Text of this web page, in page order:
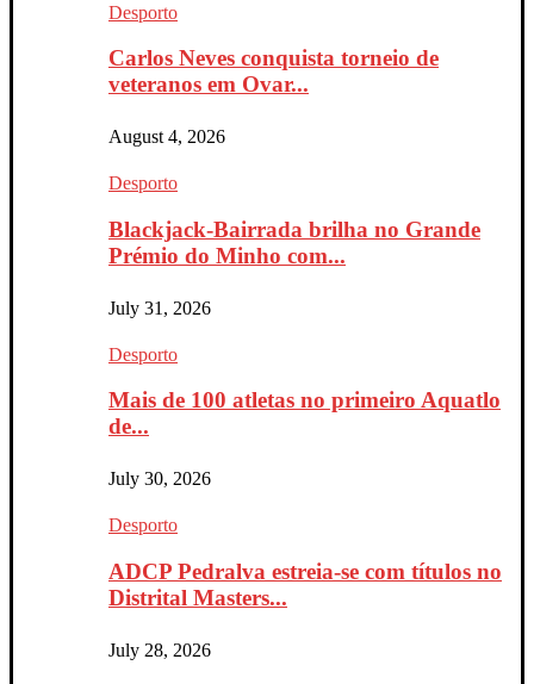
Desporto
Carlos Neves conquista torneio de
veteranos em Ovar...
August 4, 2026
Desporto
Blackjack-Bairrada brilha no Grande
Prémio do Minho com...
July 31, 2026
Desporto
Mais de 100 atletas no primeiro Aquatlo
de...
July 30, 2026
Desporto
ADCP Pedralva estreia-se com títulos no
Distrital Masters...
July 28, 2026